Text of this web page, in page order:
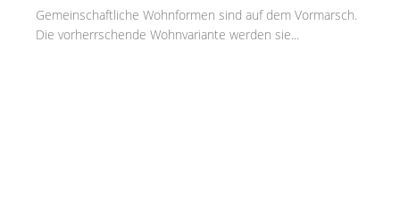
Gemeinschaftliche Wohnformen sind auf dem Vormarsch.
Die vorherrschende Wohnvariante werden sie...